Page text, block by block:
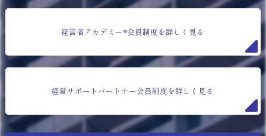
経営者アカデミー®会員制度を詳しく見る
経営サポートパートナー会員制度を詳しく見る